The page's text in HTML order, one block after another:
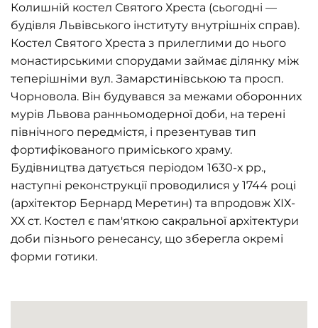
Колишній кoстел Святого Хреста (сьогодні —
будівля Львівського інституту внутрішніх справ).
Костел Святого Хреста з прилеглими до нього
монастирськими спорудами займає ділянку між
теперішніми вул. Замарстинівською та просп.
Чорновола. Він будувався за межами оборонних
мурів Львова ранньомодерної доби, на терені
північного передмістя, і презентував тип
фортифікованого приміського храму.
Будівництва датується періодом 1630-х рр.,
наступні реконструкції проводилися у 1744 році
(архітектор Бернард Меретин) та впродовж ХІХ-
ХХ ст. Костел є пам'яткою сакральної архітектури
доби пізнього ренесансу, що зберегла окремі
форми готики.